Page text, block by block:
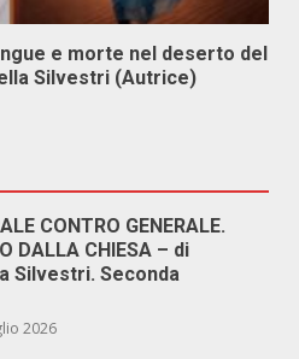
e morte nel deserto del
Silvestri (Autrice)
CONTRO GENERALE.
DALLA CHIESA – di
Silvestri. Seconda
2026